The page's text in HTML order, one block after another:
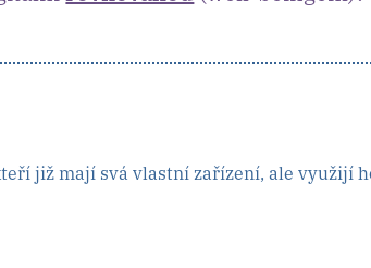
již mají svá vlastní zařízení, ale využijí